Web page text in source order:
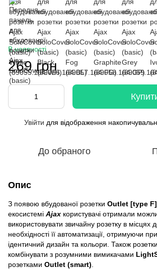
В наявності
269 грн
Увійти для відображення
До обраного
Опис
З появою вбудованої розетки Outlet [type F]
екосистемі Ajax користувачі отримали
використовувати звичайну розетку в місцях
необхідності її автоматизації, отримуючи
ідентичний дизайн та кольори. Також
комбінувати з розумними вимикачами
розетками Outlet (smart)